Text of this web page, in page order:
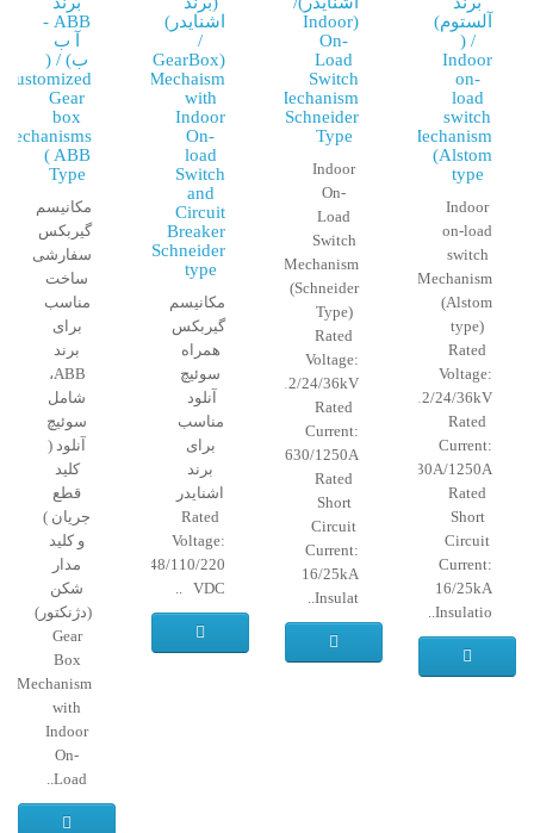
آلستوم)
/ (
Indoor
on-
load
switch
Mechanism
(Alstom
type
Indoor
on-load
switch
Mechanism
(Alstom
type)
Rated
Voltage:
12/24/36kV
Rated
Current:
630A/1250A
Rated
Short
Circuit
Current:
16/25kA
Insulatio..
(Indoor
On-
Load
Switch
Mechanism
(Schneider
Type
Indoor
On-
Load
Switch
Mechanism
(Schneider
Type)
Rated
Voltage:
12/24/36kV
Rated
Current:
630/1250A
Rated
Short
Circuit
Current:
16/25kA
Insulat..
اشنایدر)
/
(GearBox
Mechaism
with
Indoor
On-
load
Switch
and
Circuit
Breaker
(Schneider
type
مکانیسم
گیربکس
همراه
سوئیچ
آنلود
مناسب
برای
برند
اشنایدر
Rated
Voltage:
12/24/48/110/220
VDC ..
ABB -
آ ب
ب) / (
Customized
Gear
box
Mechanisms
( ABB
Type
مکانیسم
گیربکس
سفارشی
ساخت
مناسب
برای
برند
ABB،
شامل
سوئیچ
آنلود (
کلید
قطع
جریان )
و کلید
مدار
شکن
(دژنکتور)
Gear
Box
Mechanism
with
Indoor
On-
Load..